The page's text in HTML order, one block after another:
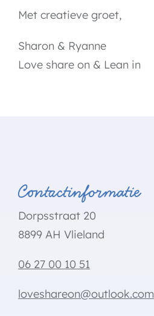
Met creatieve groet,
Sharon & Ryanne
Love share on & Lean in
Contactinformatie
Dorpsstraat 20
8899 AH Vlieland
06 27 00 10 51
loveshareon@outlook.com